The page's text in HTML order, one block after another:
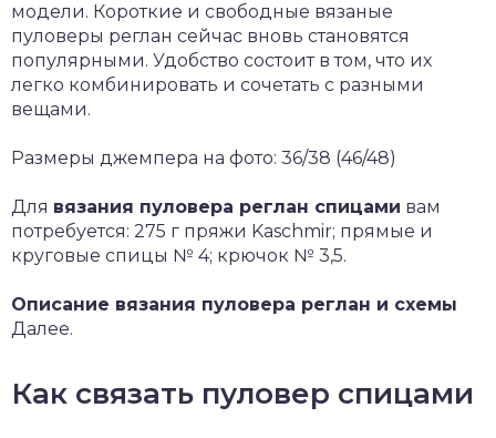
модели. Короткие и свободные вязаные
пуловеры реглан сейчас вновь становятся
популярными. Удобство состоит в том, что их
легко комбинировать и сочетать с разными
вещами.
Размеры джемпера на фото: 36/38 (46/48)
Для вязания пуловера реглан спицами вам
потребуется: 275 г пряжи Kaschmir; прямые и
круговые спицы № 4; крючок № 3,5.
Описание вязания пуловера реглан и схемы
Далее.
Как связать пуловер спицами